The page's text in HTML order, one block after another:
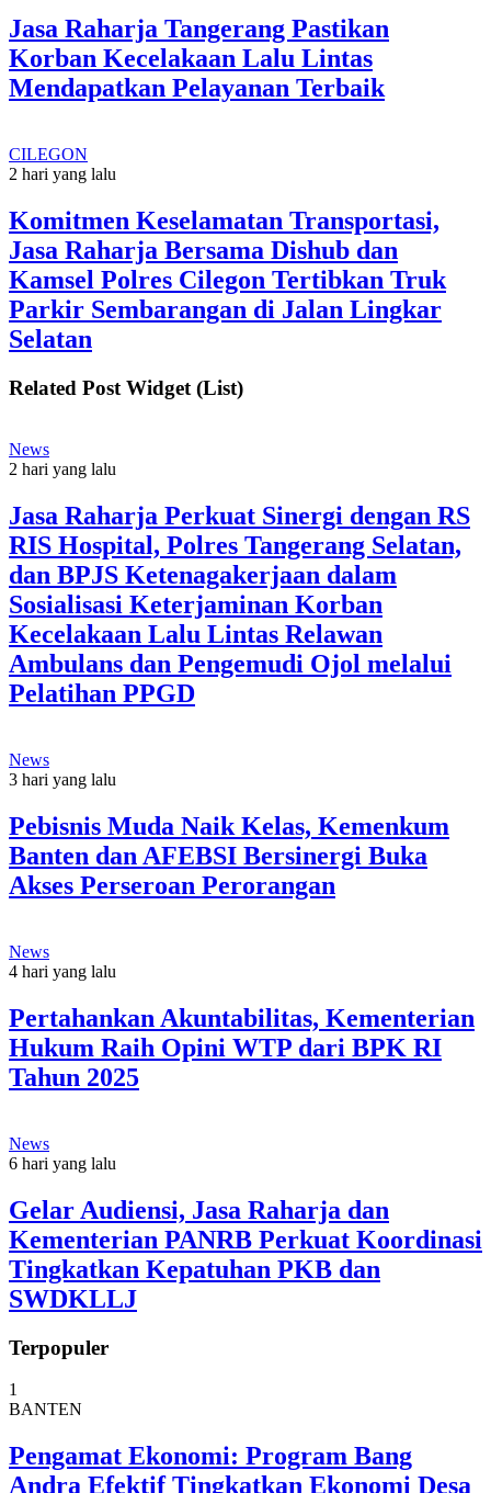
Jasa Raharja Tangerang Pastikan
Korban Kecelakaan Lalu Lintas
Mendapatkan Pelayanan Terbaik
CILEGON
2 hari yang lalu
Komitmen Keselamatan Transportasi,
Jasa Raharja Bersama Dishub dan
Kamsel Polres Cilegon Tertibkan Truk
Parkir Sembarangan di Jalan Lingkar
Selatan
Related Post Widget (List)
News
2 hari yang lalu
Jasa Raharja Perkuat Sinergi dengan RS
RIS Hospital, Polres Tangerang Selatan,
dan BPJS Ketenagakerjaan dalam
Sosialisasi Keterjaminan Korban
Kecelakaan Lalu Lintas Relawan
Ambulans dan Pengemudi Ojol melalui
Pelatihan PPGD
News
3 hari yang lalu
Pebisnis Muda Naik Kelas, Kemenkum
Banten dan AFEBSI Bersinergi Buka
Akses Perseroan Perorangan
News
4 hari yang lalu
Pertahankan Akuntabilitas, Kementerian
Hukum Raih Opini WTP dari BPK RI
Tahun 2025
News
6 hari yang lalu
Gelar Audiensi, Jasa Raharja dan
Kementerian PANRB Perkuat Koordinasi
Tingkatkan Kepatuhan PKB dan
SWDKLLJ
Terpopuler
1
BANTEN
Pengamat Ekonomi: Program Bang
Andra Efektif Tingkatkan Ekonomi Desa